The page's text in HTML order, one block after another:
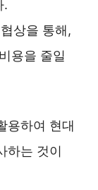
.
상을 통해,
용을 줄일
용하여 현대
하는 것이